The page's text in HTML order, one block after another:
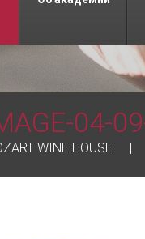
04-
WINE HOUSE